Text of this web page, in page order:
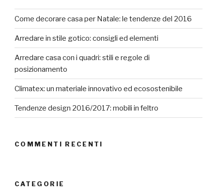
Come decorare casa per Natale: le tendenze del 2016
Arredare in stile gotico: consigli ed elementi
Arredare casa con i quadri: stili e regole di
posizionamento
Climatex: un materiale innovativo ed ecosostenibile
Tendenze design 2016/2017: mobili in feltro
COMMENTI RECENTI
CATEGORIE